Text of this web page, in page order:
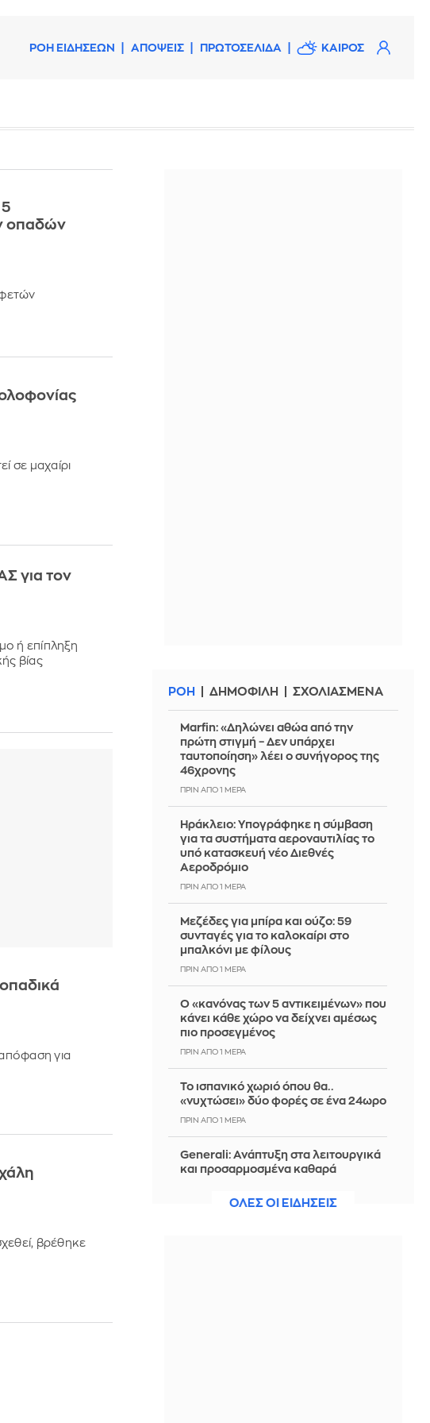
ΡΟΗ ΕΙΔΗΣΕΩΝ ΑΠΟΨΕΙΣ ΠΡΩΤΟΣΕΛΙΔΑ ΚΑΙΡΟΣ
οπαδών
σε μαχαίρι
για τον
ή επίπληξη
βίας
για
βρέθηκε
ΡΟΗ ΔΗΜΟΦΙΛΗ ΣΧΟΛΙΑΣΜΕΝΑ
Marfin: «Δηλώνει αθώα από την
πρώτη στιγμή – Δεν υπάρχει
ταυτοποίηση» λέει ο συνήγορος της
46χρονης
ΠΡΙΝ ΑΠΌ 1 ΜΈΡΑ
Ηράκλειο: Υπογράφηκε η σύμβαση
για τα συστήματα αεροναυτιλίας το
υπό κατασκευή νέο Διεθνές
Αεροδρόμιο
ΠΡΙΝ ΑΠΌ 1 ΜΈΡΑ
Μεζέδες για μπίρα και ούζο: 59
συνταγές για το καλοκαίρι στο
μπαλκόνι με φίλους
ΠΡΙΝ ΑΠΌ 1 ΜΈΡΑ
Ο «κανόνας των 5 αντικειμένων» που
κάνει κάθε χώρο να δείχνει αμέσως
πιο προσεγμένος
ΠΡΙΝ ΑΠΌ 1 ΜΈΡΑ
Το ισπανικό χωριό όπου θα..
«νυχτώσει» δύο φορές σε ένα 24ωρο
ΠΡΙΝ ΑΠΌ 1 ΜΈΡΑ
Generali: Ανάπτυξη στα λειτουργικά
και προσαρμοσμένα καθαρά
ΠΡΙΝ ΑΠΌ 1 ΜΈΡΑΟΛΕΣ ΟΙ ΕΙΔΗΣΕΙΣ